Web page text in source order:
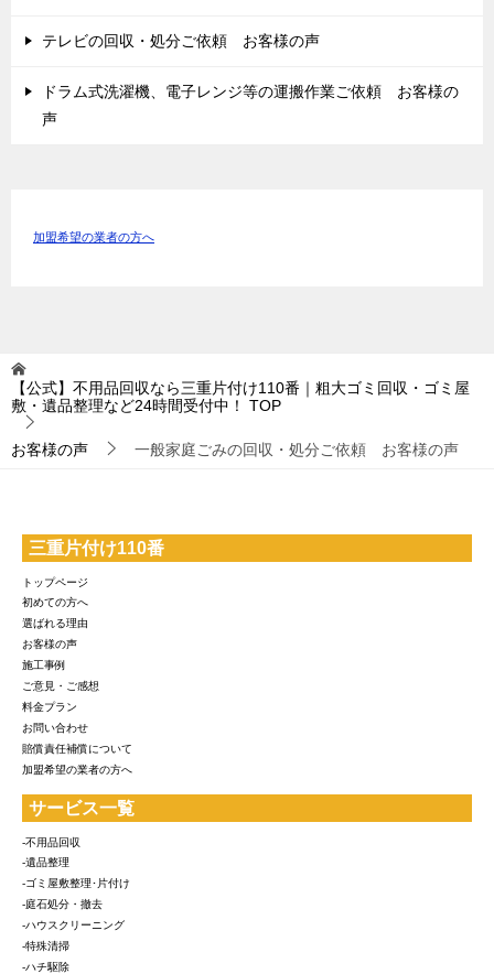
テレビの回収・処分ご依頼 お客様の声
ドラム式洗濯機、電子レンジ等の運搬作業ご依頼 お客様の
声
加盟希望の業者の方へ
【公式】不用品回収なら三重片付け110番｜粗大ゴミ回収・ゴミ屋
敷・遺品整理など24時間受付中！
TOP
お客様の声 一般家庭ごみの回収・処分ご依頼 お客様の声
三重片付け110番
トップページ
初めての方へ
選ばれる理由
お客様の声
施工事例
ご意見・ご感想
料金プラン
お問い合わせ
賠償責任補償について
加盟希望の業者の方へ
サービス一覧
-不用品回収
-遺品整理
-ゴミ屋敷整理･片付け
-庭石処分・撤去
-ハウスクリーニング
-特殊清掃
-ハチ駆除